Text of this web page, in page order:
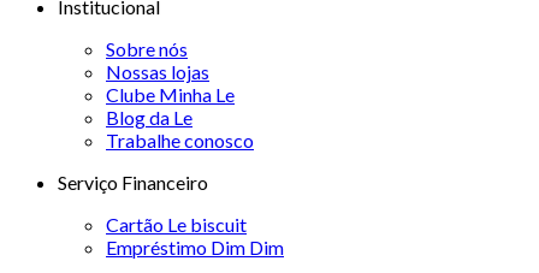
Institucional
Sobre nós
Nossas lojas
Clube Minha Le
Blog da Le
Trabalhe conosco
Serviço Financeiro
Cartão Le biscuit
Empréstimo Dim Dim